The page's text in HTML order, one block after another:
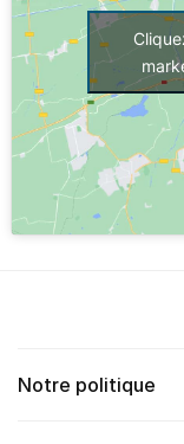
Notre politique